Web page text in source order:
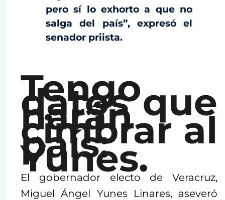
pero sí lo exhorto a que no
salga del país”, expresó el
senador priista.
Tengo
datos que
harán
cimbrar al
país:
Yunes.
El gobernador electo de Veracruz,
Miguel Ángel Yunes Linares, aseveró